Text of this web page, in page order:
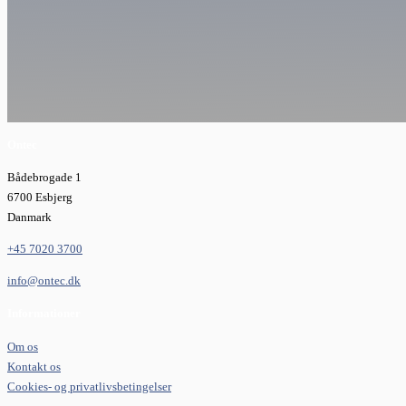
Bådebrogade 1
6700 Esbjerg
Danmark
+45 7020 3700
info@ontec.dk
Om os
Kontakt os
Cookies- og privatlivsbetingelser